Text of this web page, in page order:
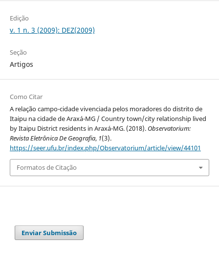
Edição
v. 1 n. 3 (2009): DEZ(2009)
Seção
Artigos
Como Citar
A relação campo-cidade vivenciada pelos moradores do distrito de
Itaipu na cidade de Araxá-MG / Country town/city relationship lived
by Itaipu District residents in Araxá-MG. (2018). Observatorium:
Revista Eletrônica De Geografia, 1(3).
https://seer.ufu.br/index.php/Observatorium/article/view/44101
Formatos de Citação
Enviar Submissão